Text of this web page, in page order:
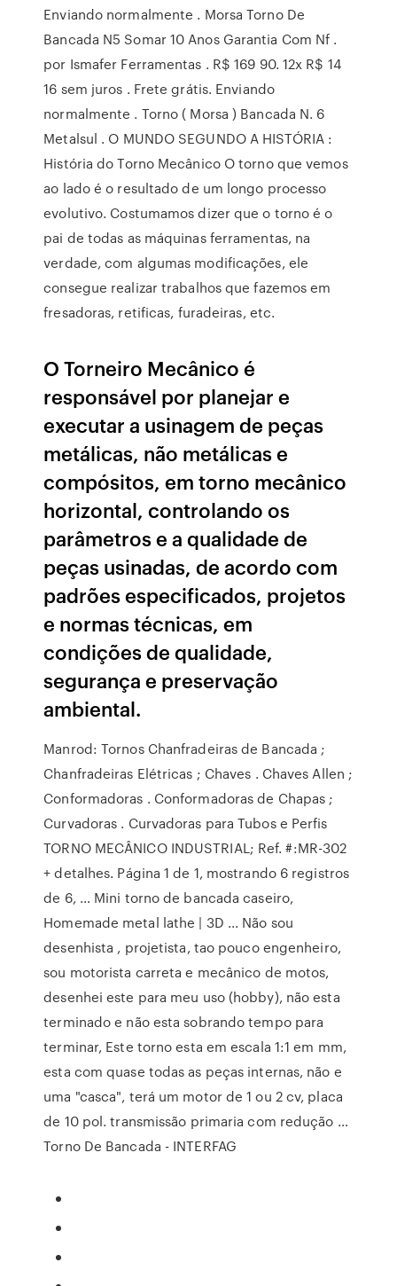
Enviando normalmente . Morsa Torno De
Bancada N5 Somar 10 Anos Garantia Com Nf .
por Ismafer Ferramentas . R$ 169 90. 12x R$ 14
16 sem juros . Frete grátis. Enviando
normalmente . Torno ( Morsa ) Bancada N. 6
Metalsul . O MUNDO SEGUNDO A HISTÓRIA :
História do Torno Mecânico O torno que vemos
ao lado é o resultado de um longo processo
evolutivo. Costumamos dizer que o torno é o
pai de todas as máquinas ferramentas, na
verdade, com algumas modificações, ele
consegue realizar trabalhos que fazemos em
fresadoras, retificas, furadeiras, etc.
O Torneiro Mecânico é
responsável por planejar e
executar a usinagem de peças
metálicas, não metálicas e
compósitos, em torno mecânico
horizontal, controlando os
parâmetros e a qualidade de
peças usinadas, de acordo com
padrões especificados, projetos
e normas técnicas, em
condições de qualidade,
segurança e preservação
ambiental.
Manrod: Tornos Chanfradeiras de Bancada ;
Chanfradeiras Elétricas ; Chaves . Chaves Allen ;
Conformadoras . Conformadoras de Chapas ;
Curvadoras . Curvadoras para Tubos e Perfis
TORNO MECÂNICO INDUSTRIAL; Ref. #:MR-302
+ detalhes. Página 1 de 1, mostrando 6 registros
de 6, … Mini torno de bancada caseiro,
Homemade metal lathe | 3D ... Não sou
desenhista , projetista, tao pouco engenheiro,
sou motorista carreta e mecânico de motos,
desenhei este para meu uso (hobby), não esta
terminado e não esta sobrando tempo para
terminar, Este torno esta em escala 1:1 em mm,
esta com quase todas as peças internas, não e
uma "casca", terá um motor de 1 ou 2 cv, placa
de 10 pol. transmissão primaria com redução …
Torno De Bancada - INTERFAG